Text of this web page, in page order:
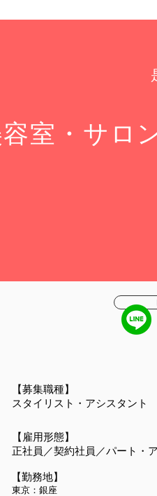
室・サロ
​【募集職種】
スタイリスト・アシスタント
​【雇用形態】
正社員／契約社員／パート・
​【勤務地】
東京：銀座